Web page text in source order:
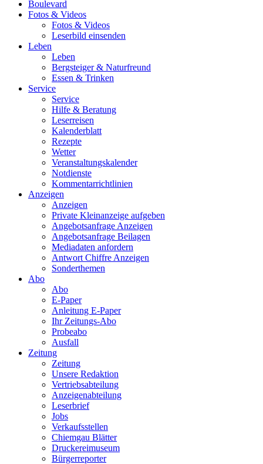
Boulevard
Fotos & Videos
Fotos & Videos
Leserbild einsenden
Leben
Leben
Bergsteiger & Naturfreund
Essen & Trinken
Service
Service
Hilfe & Beratung
Leserreisen
Kalenderblatt
Rezepte
Wetter
Veranstaltungskalender
Notdienste
Kommentarrichtlinien
Anzeigen
Anzeigen
Private Kleinanzeige aufgeben
Angebotsanfrage Anzeigen
Angebotsanfrage Beilagen
Mediadaten anfordern
Antwort Chiffre Anzeigen
Sonderthemen
Abo
Abo
E-Paper
Anleitung E-Paper
Ihr Zeitungs-Abo
Probeabo
Ausfall
Zeitung
Zeitung
Unsere Redaktion
Vertriebsabteilung
Anzeigenabteilung
Leserbrief
Jobs
Verkaufsstellen
Chiemgau Blätter
Druckereimuseum
Bürgerreporter